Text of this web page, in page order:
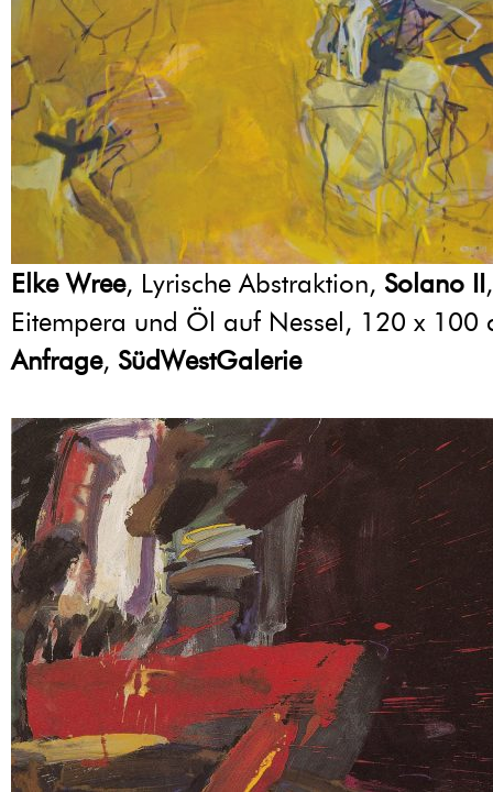
Elke Wree, Lyrische Abstraktion, Solano II
Eitempera und Öl auf Nessel, 120 x 100
Anfrage, SüdWestGalerie